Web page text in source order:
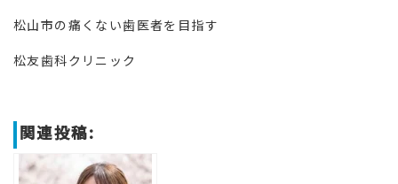
松山市の痛くない歯医者を目指す
松友歯科クリニック
関連投稿: